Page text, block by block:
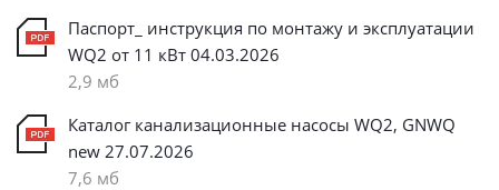
Паспорт_ инструкция по монтажу и эксплуатации
WQ2 от 11 кВт 04.03.2026
2,9 мб
Каталог канализационные насосы WQ2, GNWQ
new 27.07.2026
7,6 мб